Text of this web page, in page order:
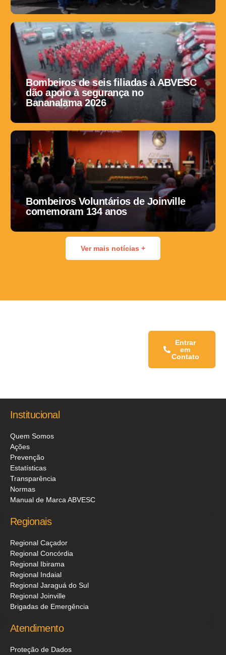
Bombeiros de seis filiadas à ABVESC
dão apoio à segurança no
Bananalama 2026
Bombeiros Voluntários de Joinville
comemoram 134 anos
Ver mais notícias +
Entrar
em
Contato
Institucional
Quem Somos
Ações
Prevenção
Estatísticas
Transparência
Normas
Manual de Marca ABVESC
Regionais
Regional Caçador
Regional Concórdia
Regional Ibirama
Regional Indaial
Regional Jaraguá do Sul
Regional Joinville
Brigadas de Emergência
Atendimento
Proteção de Dados